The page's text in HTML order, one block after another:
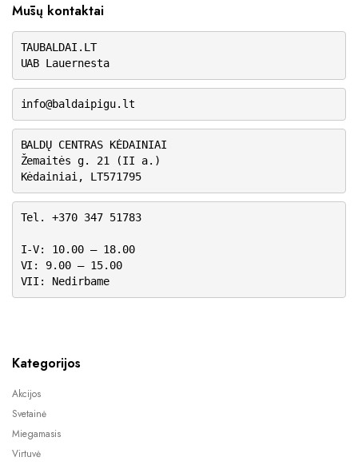
Mūsų kontaktai
TAUBALDAI.LT
UAB Lauernesta
info@baldaipigu.lt
BALDŲ CENTRAS KĖDAINIAI
Žemaitės g. 21 (II a.)
Kėdainiai, LT571795
Tel. +370 347 51783
I-V: 10.00 – 18.00
VI: 9.00 – 15.00
VII: Nedirbame
Kategorijos
Akcijos
Svetainė
Miegamasis
Virtuvė